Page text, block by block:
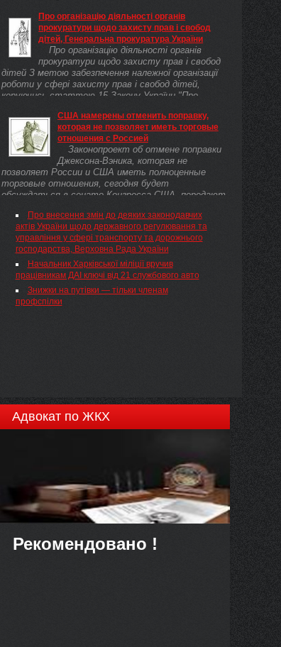
Про організацію діяльності органів
прокуратури щодо захисту прав і свобод
дітей, Генеральна прокуратура України
Про організацію діяльності органів
прокуратури щодо захисту прав і свобод
дітей З метою забезпечення належної організації
роботи у сфері захисту прав і свобод дітей,
керуючись статтею 15 Закону України "Про
США намерены отменить поправку,
которая не позволяет иметь торговые
отношения с Россией
Законопроект об отмене поправки
Джексона-Вэника, которая не
позволяет России и США иметь полноценные
торговые отношения, сегодня будет
обсуждаться в сенате Конгресса США, передают
Про внесення змін до деяких законодавчих
актів України щодо державного регулювання та
управління у сфері транспорту та дорожнього
господарства, Верховна Рада України
Начальник Харківської міліції вручив
працівникам ДАІ ключі від 21 службового авто
Знижки на путівки — тільки членам
профспілки
Адвокат по ЖКХ
Рекомендовано !